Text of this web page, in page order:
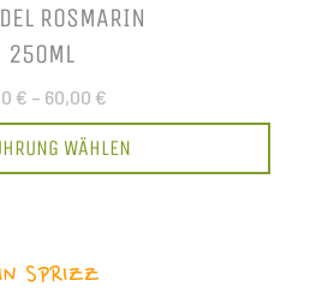
ROSMARIN
250ML
€ – 60,00 €
WÄHLEN
SPRIZZ